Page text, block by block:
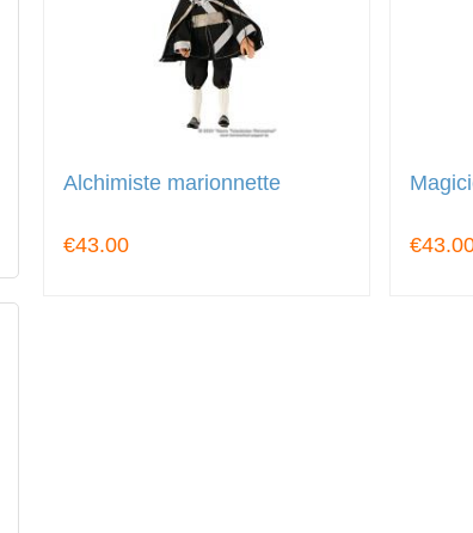
Alchimiste marionnette
€43.00